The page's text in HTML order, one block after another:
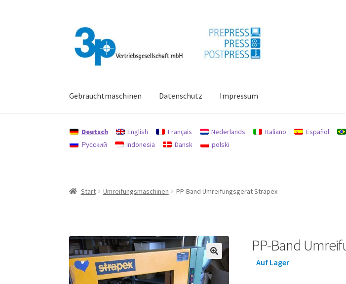
Navigation
springen
Zum
Inhalt
springen
Gebrauchtmaschinen Datenschutz Impressum
Deutsch English Français Nederlands Italiano Español
Русский
Indonesia Dansk polski
Start Umreifungsmaschinen PP-Band Umreifungsgerät Strapex
PP-Band
Auf Lager